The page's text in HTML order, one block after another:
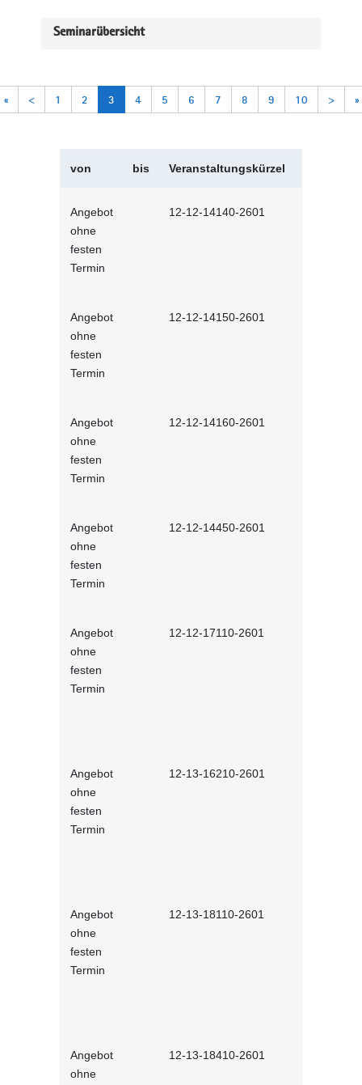
Seminarübersicht
« < 1 2 3 4 5 6 7 8 9 10 > »
von bis Veranstaltungskürzel
Angebot
ohne
festen
Termin
12-12-14140-2601
Angebot
ohne
festen
Termin
12-12-14150-2601
Angebot
ohne
festen
Termin
12-12-14160-2601
Angebot
ohne
festen
Termin
12-12-14450-2601
Angebot
ohne
festen
Termin
12-12-17110-2601
Angebot
ohne
festen
Termin
12-13-16210-2601
Angebot
ohne
festen
Termin
12-13-18110-2601
Angebot
ohne
12-13-18410-2601